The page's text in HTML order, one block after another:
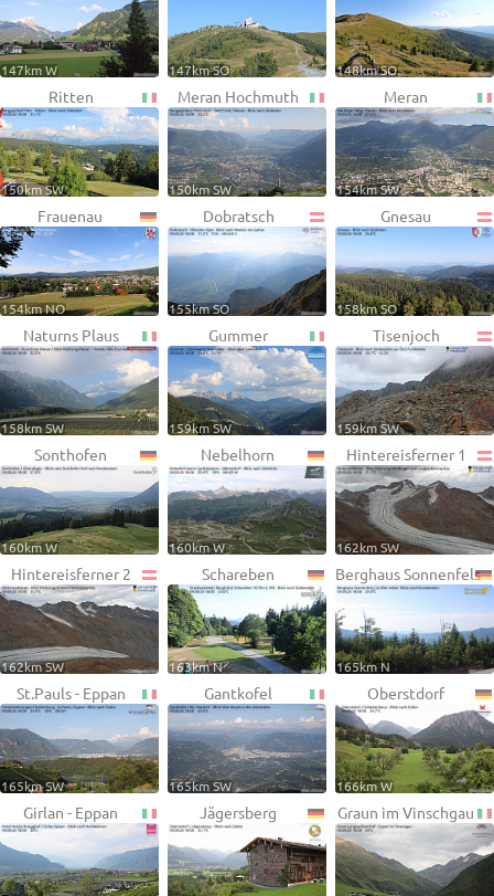
147km W 147km SO 148km SO
Ritten
150km SW
Meran Hochmuth
150km SW
Meran
154km SW
Frauenau
154km NO
Dobratsch
155km SO
Gnesau
158km SO
Naturns Plaus
158km SW
Gummer
159km SW
Tisenjoch
159km SW
Sonthofen
160km W
Nebelhorn
160km W
Hintereisferner 1
162km SW
Hintereisferner 2
162km SW
Schareben
163km N
Berghaus Sonnenfels
165km N
St.Pauls - Eppan
165km SW
Gantkofel
165km SW
Oberstdorf
166km W
Girlan - Eppan Jägersberg Graun im Vinschgau